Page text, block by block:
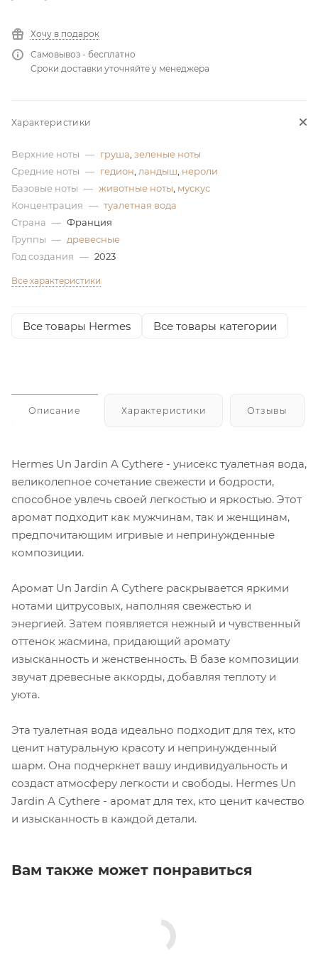
Хочу в подарок
Самовывоз - бесплатно
Сроки доставки уточняйте у менеджера
Характеристики
Верхние ноты — груша зеленые ноты
Средние ноты — гедион ландыш нероли
Базовые ноты — животные ноты мускус
Концентрация — туалетная вода
Страна — Франция
Группы — древесные
Год создания — 2023
Все характеристики
Все товары Hermes Все товары категории
Описание Характеристики Отзывы
Hermes Un Jardin A Cythere - унисекс туалетная вода,
великолепное сочетание свежести и бодрости,
способное увлечь своей легкостью и яркостью. Этот
аромат подходит как мужчинам, так и женщинам,
предпочитающим игривые и непринужденные
композиции.
Аромат Un Jardin A Cythere раскрывается яркими
нотами цитрусовых, наполняя свежестью и
энергией. Затем появляется нежный и чувственный
оттенок жасмина, придающий аромату
изысканность и женственность. В базе композиции
звучат древесные аккорды, добавляя теплоту и
уюта.
Эта туалетная вода идеально подходит для тех, кто
ценит натуральную красоту и непринужденный
шарм. Она подчеркнет вашу индивидуальность и
создаст атмосферу легкости и свободы. Hermes Un
Jardin A Cythere - аромат для тех, кто ценит качество
и изысканность в каждой детали.
Вам также может понравиться